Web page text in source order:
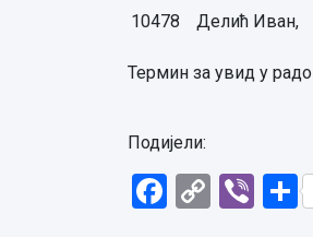
10478
Делић Иван,
Термин за увид у
Подијели:
Facebook
Copy